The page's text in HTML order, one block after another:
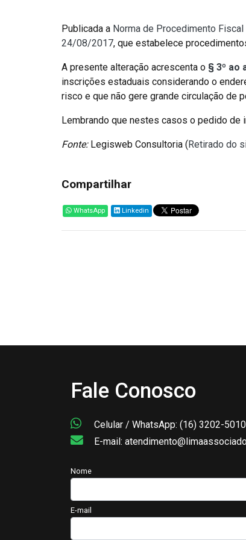
Publicada a Norma de Procedimento
24/08/2017, que estabelece
A presente alteração acrescenta o § 3º ao
inscrições estaduais considerando o
risco e que não gere grande circulação de
Lembrando que nestes casos o pedido de
Fonte:Legisweb Consultoria (Retirado do
Compartilhar
WhatsApp Linkedin
Fale Conosco
Celular / WhatsApp: (16) 3202-5010
E-mail:
Nome
E-mail